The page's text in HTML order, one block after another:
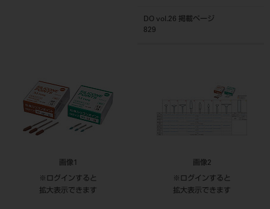
DO vol.26 掲載ページ
829
画像1
※ログインすると
拡大表示できます
画像2
※ログインすると
拡大表示できます